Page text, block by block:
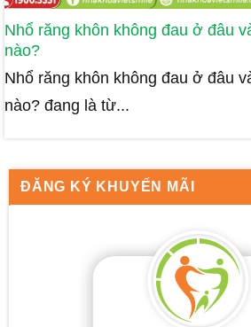
Nhổ răng khôn không đau ở đâu
nào?
Nhổ răng khôn không đau ở đâu
nào? đang là từ...
ĐĂNG KÝ KHUYẾN MÃI